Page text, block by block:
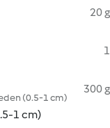
20 g
1
(0.5-1 cm)
300 g
1 cm)